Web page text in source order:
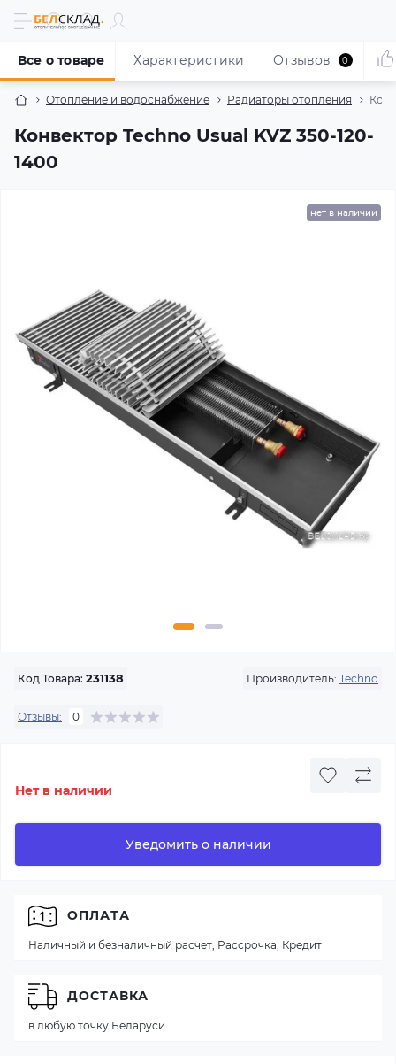
Отопление и водоснабжение Радиаторы отопления
Конвектор Techno Usual KVZ 350-120-
1400
Все о товаре Характеристики Отзывов 0
нет в наличии
Код Товара: 231138 Производитель: Techno
Отзывы: 0
Нет в наличии
Уведомить о наличии
ОПЛАТА
Наличный и безналичный расчет, Рассрочка, Кредит
ДОСТАВКА
в любую точку Беларуси